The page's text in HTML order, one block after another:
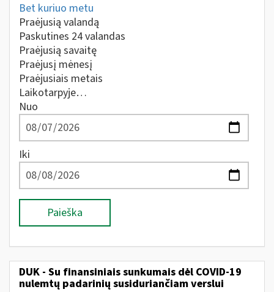
Bet kuriuo metu
Praėjusią valandą
Paskutines 24 valandas
Praėjusią savaitę
Praėjusį mėnesį
Praėjusiais metais
Laikotarpyje…
Nuo
Iki
Paieška
DUK - Su finansiniais sunkumais dėl COVID-19
nulemtų padarinių susiduriančiam verslui